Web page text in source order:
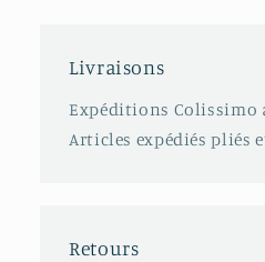
Livraisons
Expéditions Colissimo
Articles expédiés pliés
Retours